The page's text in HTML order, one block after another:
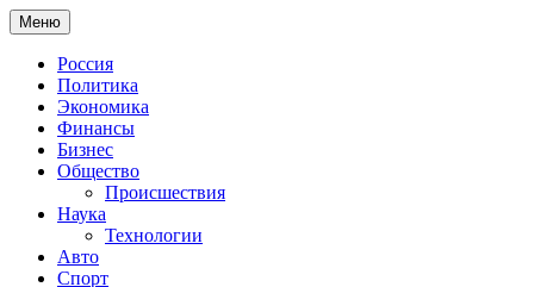
Меню
Россия
Политика
Экономика
Финансы
Бизнес
Общество
Происшествия
Наука
Технологии
Авто
Спорт